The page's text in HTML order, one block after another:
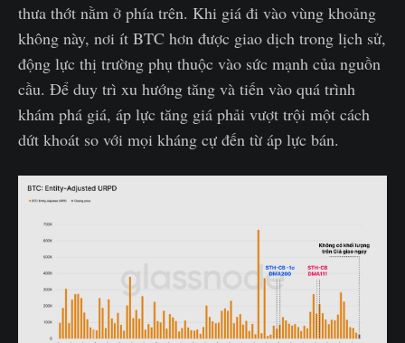
thưa thớt nằm ở phía trên. Khi giá đi vào vùng khoảng
không này, nơi ít BTC hơn được giao dịch trong lịch sử,
động lực thị trường phụ thuộc vào sức mạnh của nguồn
cầu. Để duy trì xu hướng tăng và tiến vào quá trình
khám phá giá, áp lực tăng giá phải vượt trội một cách
dứt khoát so với mọi kháng cự đến từ áp lực bán.